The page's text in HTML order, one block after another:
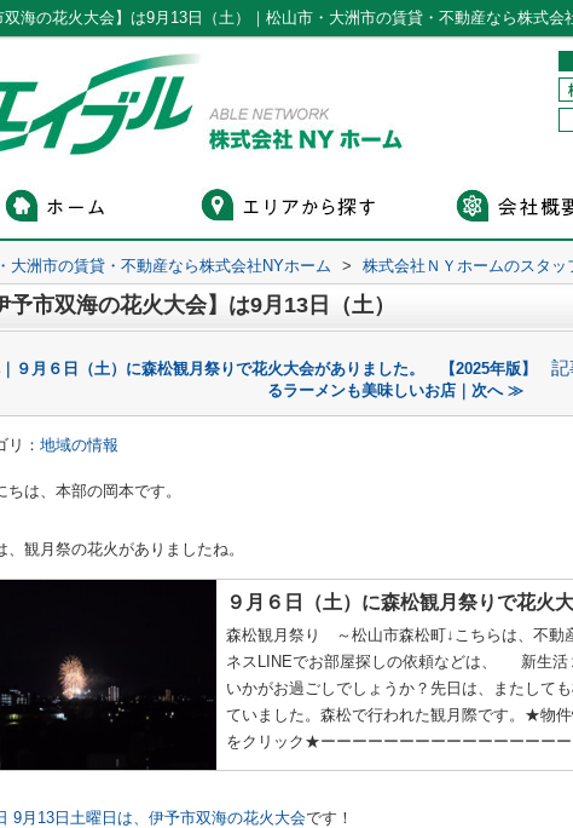
双海の花火大会】は9月13日（土）｜松山市・大洲市の賃貸・不動産なら株式会
大洲市の賃貸・不動産なら株式会社NYホーム > 株式会社ＮＹホームのスタッ
予市双海の花火大会】は9月13日（土）
９月６日（土）に森松観月祭りで花火大会がありました。 【2025年版】 記
るラーメンも美味しいお店｜次へ ≫
リ： 地域の情報
ちは、本部の岡本です。
、観月祭の花火がありましたね。
９月６日（土）に森松観月祭りで花
森松観月祭り ～松山市森松町↓こちらは、不動
ネスLINEでお部屋探しの依頼などは、 新生活
いかがお過ごしでしょうか？先日は、またして
ていました。森松で行われた観月際です。★物
をクリック★ーーーーーーーーーーーーーーー
9月13日土曜日は、伊予市双海の花火大会です！